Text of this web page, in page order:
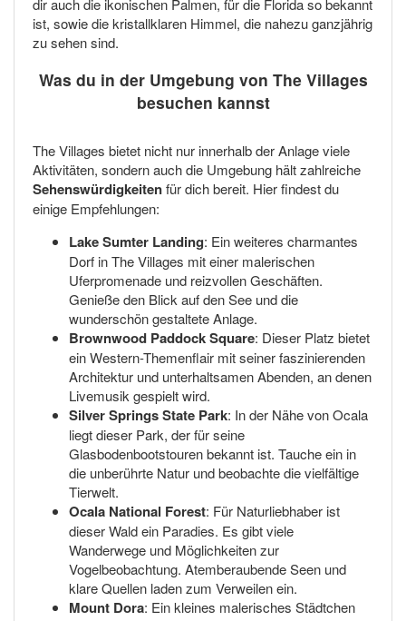
dir auch die ikonischen Palmen, für die Florida so bekannt
ist, sowie die kristallklaren Himmel, die nahezu ganzjährig
zu sehen sind.
Was du in der Umgebung von The Villages
besuchen kannst
The Villages bietet nicht nur innerhalb der Anlage viele
Aktivitäten, sondern auch die Umgebung hält zahlreiche
Sehenswürdigkeitenfür dich bereit. Hier findest du
einige Empfehlungen:
Lake Sumter Landing: Ein weiteres charmantes
Dorf in The Villages mit einer malerischen
Uferpromenade und reizvollen Geschäften.
Genieße den Blick auf den See und die
wunderschön gestaltete Anlage.
Brownwood Paddock Square: Dieser Platz bietet
ein Western-Themenflair mit seiner faszinierenden
Architektur und unterhaltsamen Abenden, an denen
Livemusik gespielt wird.
Silver Springs State Park: In der Nähe von Ocala
liegt dieser Park, der für seine
Glasbodenbootstouren bekannt ist. Tauche ein in
die unberührte Natur und beobachte die vielfältige
Tierwelt.
Ocala National Forest: Für Naturliebhaber ist
dieser Wald ein Paradies. Es gibt viele
Wanderwege und Möglichkeiten zur
Vogelbeobachtung. Atemberaubende Seen und
klare Quellen laden zum Verweilen ein.
Mount Dora: Ein kleines malerisches Städtchen